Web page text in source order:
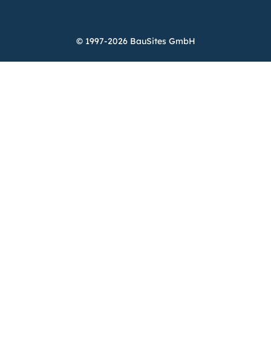
© 1997-2026 BauSites GmbH